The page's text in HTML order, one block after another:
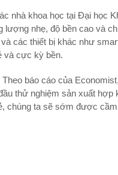
nhà khoa học tại Đại học
lượng nhẹ, độ bền cao và
các thiết bị khác như
và cực kỳ bền.
báo cáo của
thử nghiệm sản xuất hợp
chúng ta sẽ sớm được